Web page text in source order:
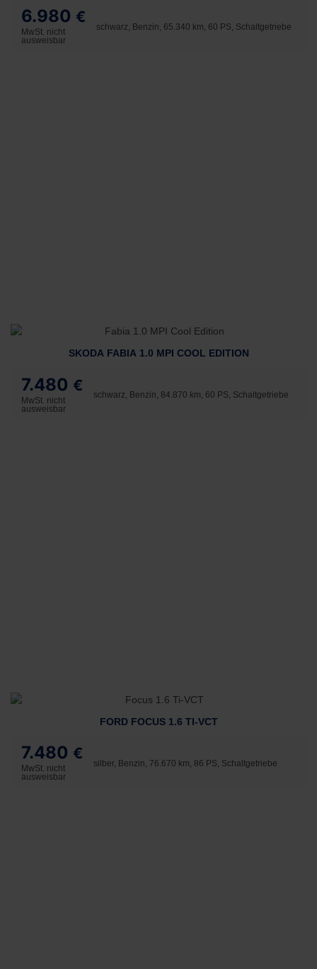
6.980 €
MwSt. nicht
ausweisbar
schwarz, Benzin, 65.340 km, 60 PS, Schaltgetriebe
SKODA FABIA 1.0 MPI COOL EDITION
7.480 €
MwSt. nicht
ausweisbar
schwarz, Benzin, 84.870 km, 60 PS, Schaltgetriebe
FORD FOCUS 1.6 TI-VCT
7.480 €
MwSt. nicht
ausweisbar
silber, Benzin, 76.670 km, 86 PS, Schaltgetriebe